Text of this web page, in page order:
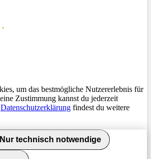
um das bestmögliche Nutzererlebnis für
Zustimmung kannst du jederzeit
Datenschutzerklärung findest du weitere
Nur technisch notwendige